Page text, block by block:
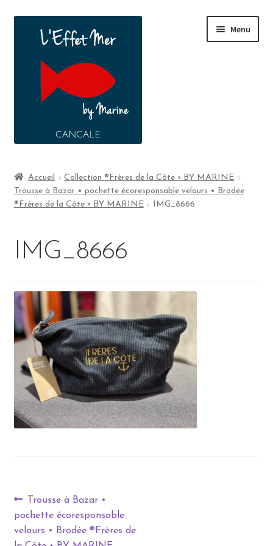
Menu
A propos
Accueil
Collection ®Frères de la Côte ⭑ BY MARINE
Trousse à Bazar • pochette écoresponsable velours • Brodée
®Frères de la Côte ⭑ BY MARINE
IMG_8666
IMG_8666
Trousse à Bazar •
pochette écoresponsable
velours • Brodée ®Frères de